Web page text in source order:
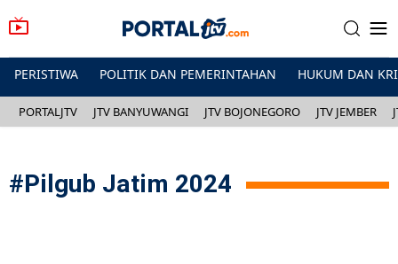
PERISTIWA POLITIK DAN PEMERINTAHAN HUKUM DAN
PORTALJTV JTV BANYUWANGI JTV BOJONEGORO JTV JEMBER
#Pilgub Jatim 2024